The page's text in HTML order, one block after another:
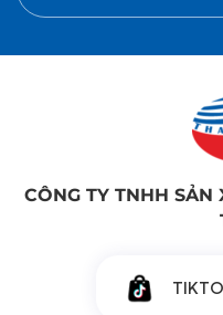
CÔNG TY TNHH SẢN